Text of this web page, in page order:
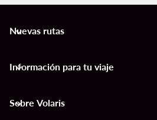
Nuevas rutas
keyboard_arrow_down
Información para tu viaje
keyboard_arrow_down
Sobre Volaris
keyboard_arrow_down